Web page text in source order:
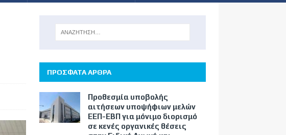
ΠΡΟΣΦΑΤΑ ΑΡΘΡΑ
Προθεσμία υποβολής
αιτήσεων υποψήφιων μελών
ΕΕΠ-ΕΒΠ για μόνιμο διορισμό
σε κενές οργανικές θέσεις